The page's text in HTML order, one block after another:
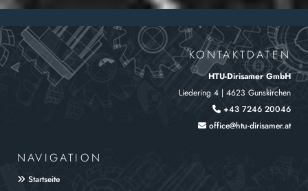
KONTAKTDATEN
HTU-Dirisamer GmbH
Liedering 4 | 4623 Gunskirchen
 +43 7246 20046
 office@htu-dirisamer.at
NAVIGATION
 Startseite